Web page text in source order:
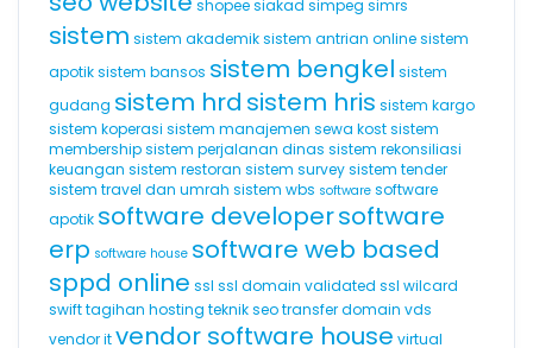
shopeesiakad simpeg simrs
sistem sistem akademiksistem antrian onlinesistem
apotiksistem bansos sistem bengkel sistem
gudang sistem hrd sistem hris sistem kargo
sistem koperasi sistem manajemen sewa kostsistem
membershipsistem perjalanan dinas sistem rekonsiliasi
keuangan sistem restoran sistem surveysistem tender
sistem travel dan umrah sistem wbs software software
apotik software developersoftware
erp software house software web based
sppd online ssl ssl domain validated ssl wilcard
swifttagihan hosting teknik seotransfer domain vds
vendor itvendor software house virtual